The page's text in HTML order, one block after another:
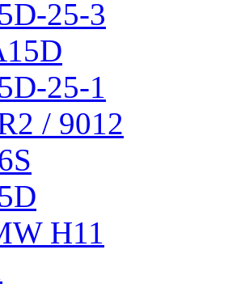
25-3
25-1
/ 9012
H11